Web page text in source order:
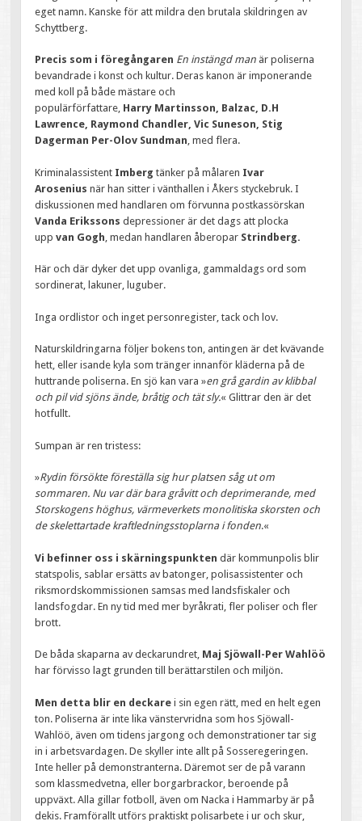
eget namn. Kanske för att mildra den brutala skildringen av
Schyttberg.
Precis som i föregångaren En instängd man är poliserna
bevandrade i konst och kultur. Deras kanon är imponerande
med koll på både mästare och
populärförfattare, Harry Martinsson, Balzac, D.H
Lawrence, Raymond Chandler, Vic Suneson, Stig
Dagerman Per-Olov Sundman, med flera.
Kriminalassistent Imberg tänker på målaren Ivar
Arosenius när han sitter i vänthallen i Åkers styckebruk. I
diskussionen med handlaren om förvunna postkassörskan
Vanda Erikssons depressioner är det dags att plocka
uppvan Gogh , medan handlaren åberopar Strindberg.
Här och där dyker det upp ovanliga, gammaldags ord som
sordinerat, lakuner, luguber.
Inga ordlistor och inget personregister, tack och lov.
Naturskildringarna följer bokens ton, antingen är det kvävande
hett, eller isande kyla som tränger innanför kläderna på de
huttrande poliserna. En sjö kan vara »en grå gardin av klibbal
och pil vid sjöns ände, bråtig och tät sly.« Glittrar den är det
hotfullt.
Sumpan är ren tristess:
»Rydin försökte föreställa sig hur platsen såg ut om
sommaren. Nu var där bara gråvitt och deprimerande, med
Storskogens höghus, värmeverkets monolitiska skorsten och
de skelettartade kraftledningsstoplarna i fonden.«
Vi befinner oss i skärningspunkten där kommunpolis blir
statspolis, sablar ersätts av batonger, polisassistenter och
riksmordskommissionen samsas med landsfiskaler och
landsfogdar. En ny tid med mer byråkrati, fler poliser och fler
brott.
De båda skaparna av deckarundret, Maj Sjöwall-Per Wahlöö
har förvisso lagt grunden till berättarstilen och miljön.
Men detta blir en deckare i sin egen rätt, med en helt egen
ton. Poliserna är inte lika vänstervridna som hos Sjöwall-
Wahlöö, även om tidens jargong och demonstrationer tar sig
in i arbetsvardagen. De skyller inte allt på Sosseregeringen.
Inte heller på demonstranterna. Däremot ser de på varann
som klassmedvetna, eller borgarbrackor, beroende på
uppväxt. Alla gillar fotboll, även om Nacka i Hammarby är på
dekis. Framförallt utförs praktiskt polisarbete i ur och skur,